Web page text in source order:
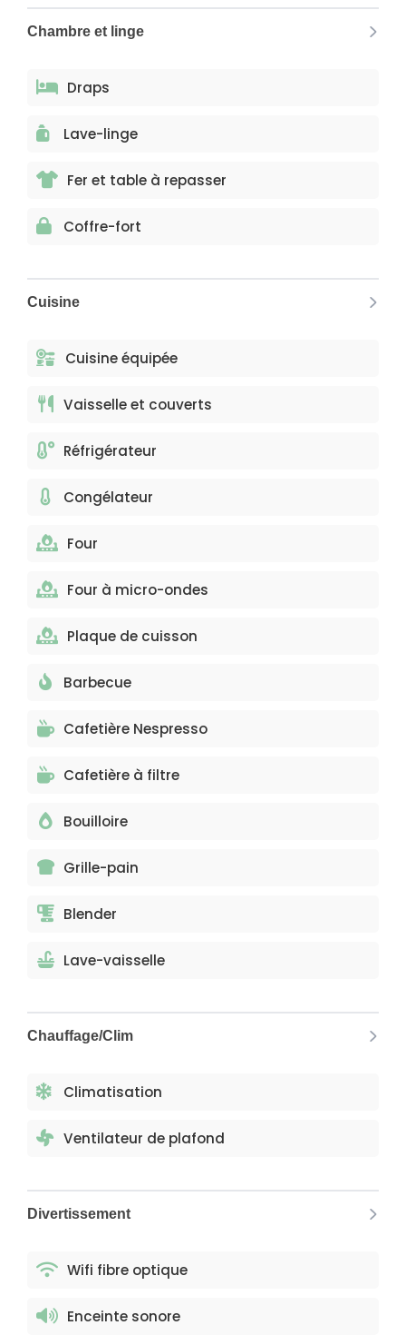
Chambre et linge
Draps
Lave-linge
Fer et table à repasser
Coffre-fort
Cuisine
Cuisine équipée
Vaisselle et couverts
Réfrigérateur
Congélateur
Four
Four à micro-ondes
Plaque de cuisson
Barbecue
Cafetière Nespresso
Cafetière à filtre
Bouilloire
Grille-pain
Blender
Lave-vaisselle
Chauffage/Clim
Climatisation
Ventilateur de plafond
Divertissement
Wifi fibre optique
Enceinte sonore